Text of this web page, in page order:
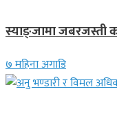
स्याङ्जामा जबरजस्ती
७ महिना अगाडि